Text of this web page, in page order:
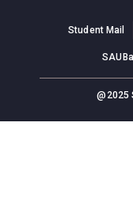
Student Mail
@2025